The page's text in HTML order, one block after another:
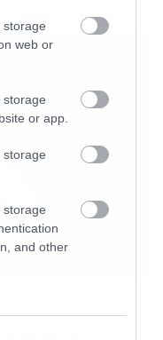
storage
web or
storage
or app.
storage
storage
and other
σηκώνεται
μην τον
δίπλα του.
μπαίνει στο
που πάει να
σιγά
χτυπά αθόρυβα